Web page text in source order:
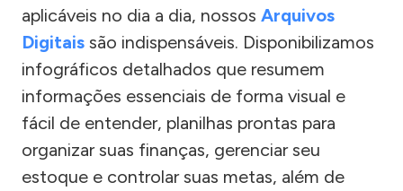
aplicáveis no dia a dia, nossos Arquivos
Digitais são indispensáveis. Disponibilizamos
infográficos detalhados que resumem
informações essenciais de forma visual e
fácil de entender, planilhas prontas para
organizar suas finanças, gerenciar seu
estoque e controlar suas metas, além de